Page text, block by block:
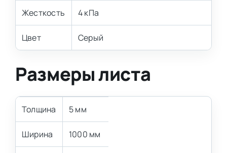
Жесткость 4 кПа
Цвет Серый
Размеры листа
Толщина 5 мм
Ширина 1000 мм